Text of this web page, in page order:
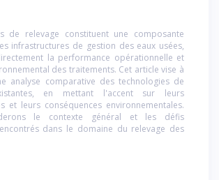
de relevage constituent une composante
infrastructures de gestion des eaux usées,
la performance opérationnelle et
des traitements. Cet article vise à
analyse comparative des technologies de
en mettant l'accent sur leurs
et leurs conséquences environnementales.
le contexte général et les défis
dans le domaine du relevage des